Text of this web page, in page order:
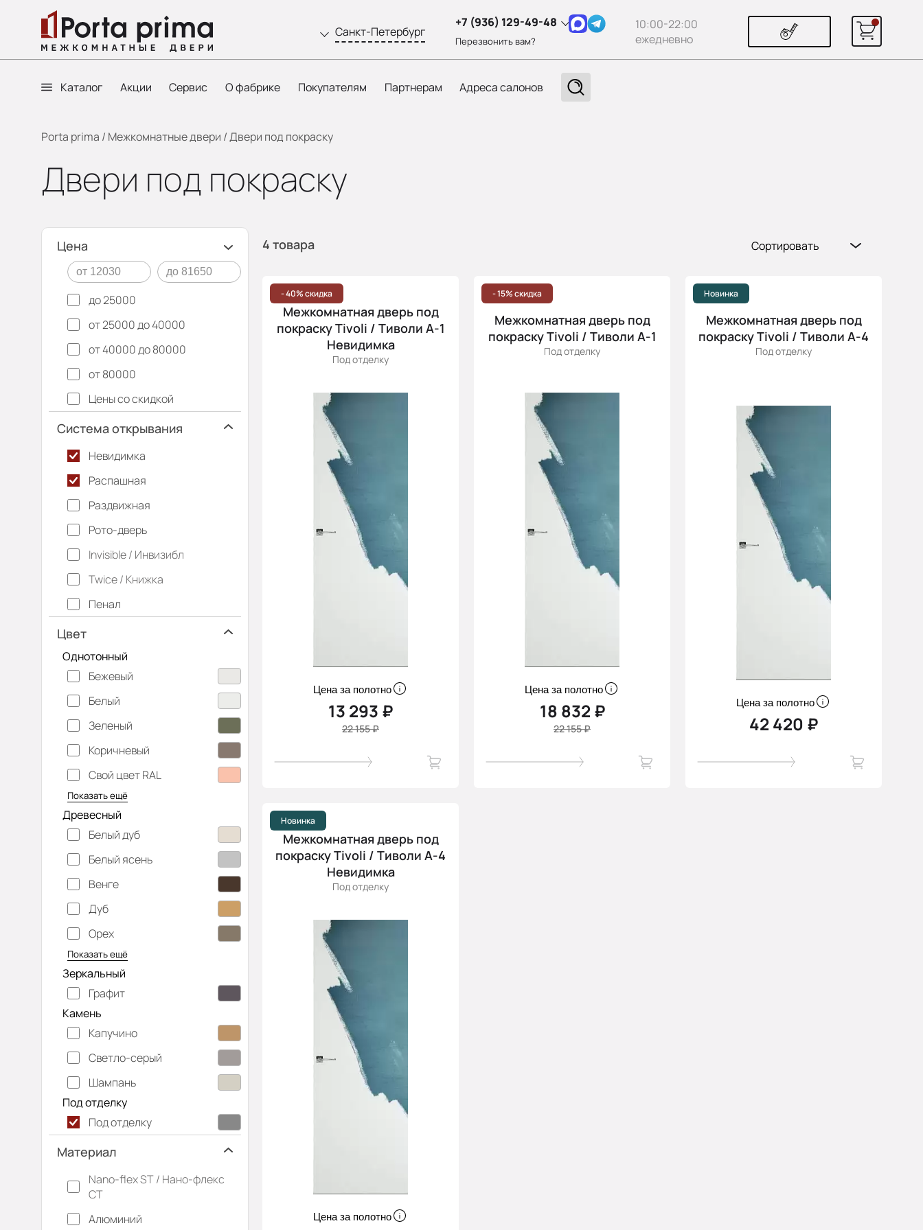
Санкт-Петербург
+7 (936) 129-49-48
Перезвонить вам?
10:00-22:00
ежедневно
Каталог Акции Сервис О фабрике Покупателям Партнерам Адреса салонов
Porta prima / Межкомнатные двери /Двери под покраску
Двери под покраску
Цена
до 25000
от 25000 до 40000
от 40000 до 80000
от 80000
Цены со скидкой
Система открывания
Невидимка
Распашная
Раздвижная
Рото-дверь
Invisible / Инвизибл
Twice / Книжка
Пенал
Цвет
Однотонный
Бежевый
Белый
Зеленый
Коричневый
Свой цвет RAL
Серебристый
Серый
Темно-серый
Хаки
Черный
Показать ещё
Древесный
Белый дуб
Белый ясень
Венге
Дуб
Орех
Серый дуб
Показать ещё
Зеркальный
Графит
Камень
Капучино
Светло-серый
Шампань
Под отделку
Под отделку
Материал
Nano-flex ST / Нано-флекс
СТ
Алюминий
4 товара
Сортировать
Cначала новинки
Cначала скидки
- 40% скидка
Межкомнатная дверь под
покраску Tivoli / Тиволи А-1
Невидимка
Под отделку
Цена за полотно
13 293 ₽
22 155 ₽
- 15% скидка
Межкомнатная дверь под
покраску Tivoli / Тиволи А-1
Под отделку
Цена за полотно
18 832 ₽
22 155 ₽
Новинка
Межкомнатная дверь под
покраску Tivoli / Тиволи А-4
Под отделку
Цена за полотно
42 420 ₽
Новинка
Межкомнатная дверь под
покраску Tivoli / Тиволи А-4
Невидимка
Под отделку
Цена за полотно